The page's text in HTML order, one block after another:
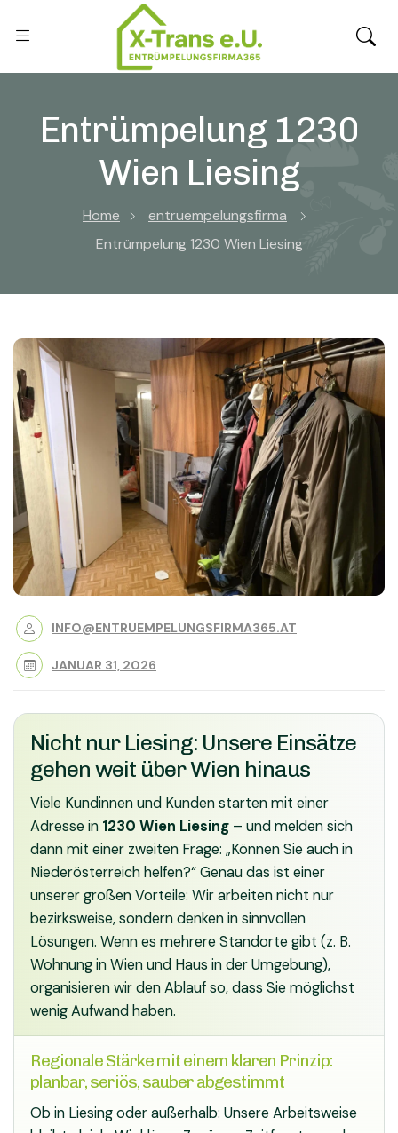
Entrümpelung 1230
Wien Liesing
Home
entruempelungsfirma
Entrümpelung 1230 Wien Liesing
INFO@ENTRUEMPELUNGSFIRMA365.AT
JANUAR 31, 2026
Nicht nur Liesing: Unsere Einsätze
gehen weit über Wien hinaus
Viele Kundinnen und Kunden starten mit einer
Adresse in 1230 Wien Liesing – und melden sich
dann mit einer zweiten Frage: „Können Sie auch in
Niederösterreich helfen?“ Genau das ist einer
unserer großen Vorteile: Wir arbeiten nicht nur
bezirksweise, sondern denken in sinnvollen
Lösungen. Wenn es mehrere Standorte gibt (z. B.
Wohnung in Wien und Haus in der Umgebung),
organisieren wir den Ablauf so, dass Sie möglichst
wenig Aufwand haben.
Regionale Stärke mit einem klaren Prinzip:
planbar, seriös, sauber abgestimmt
Ob in Liesing oder außerhalb: Unsere Arbeitsweise